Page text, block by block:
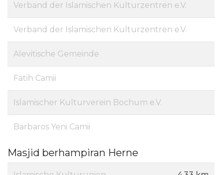
Verband der Islamischen Kulturzentren e.V.
Verband der Islamischen Kulturzentren e.V.
Alevitische Gemeinde
Fatih Camii
Islamischer Kulturverein Bochum e.V.
Barbaros Yeni Camii
Masjid berhampiran Herne